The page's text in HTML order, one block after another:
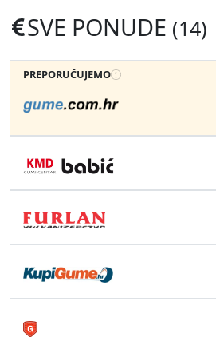
SVE PONUDE (14)
PREPORUČUJEMO